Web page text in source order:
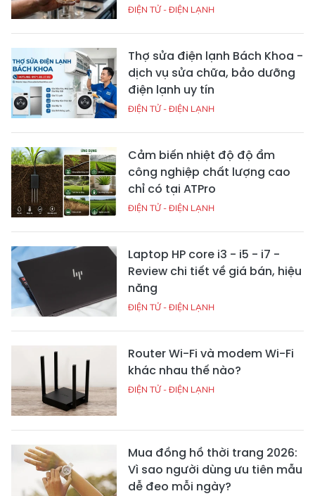
ĐIỆN TỬ - ĐIỆN LẠNH
Thợ sửa điện lạnh Bách Khoa -
dịch vụ sửa chữa, bảo dưỡng
điện lạnh uy tín
ĐIỆN TỬ - ĐIỆN LẠNH
Cảm biến nhiệt độ độ ẩm
công nghiệp chất lượng cao
chỉ có tại ATPro
ĐIỆN TỬ - ĐIỆN LẠNH
Laptop HP core i3 - i5 - i7 -
Review chi tiết về giá bán, hiệu
năng
ĐIỆN TỬ - ĐIỆN LẠNH
Router Wi-Fi và modem Wi-Fi
khác nhau thế nào?
ĐIỆN TỬ - ĐIỆN LẠNH
Mua đồng hồ thời trang 2026:
Vì sao người dùng ưu tiên mẫu
dễ đeo mỗi ngày?